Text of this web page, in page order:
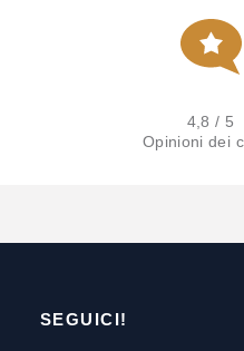
4,8 / 5
Opinioni dei
SEGUICI!